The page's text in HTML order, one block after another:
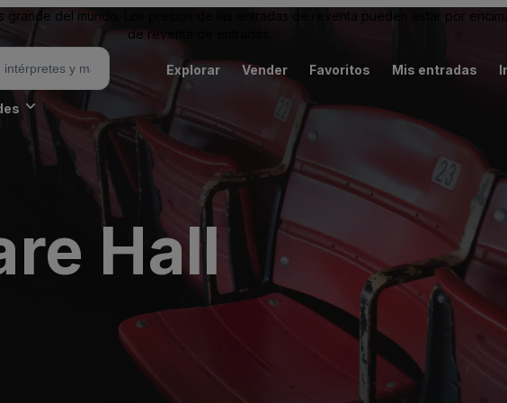
del mundo. Los precios de las entradas de reventa pueden estar por
de reventa de entradas.
Explorar Vender Favoritos Mis entradas
Hall